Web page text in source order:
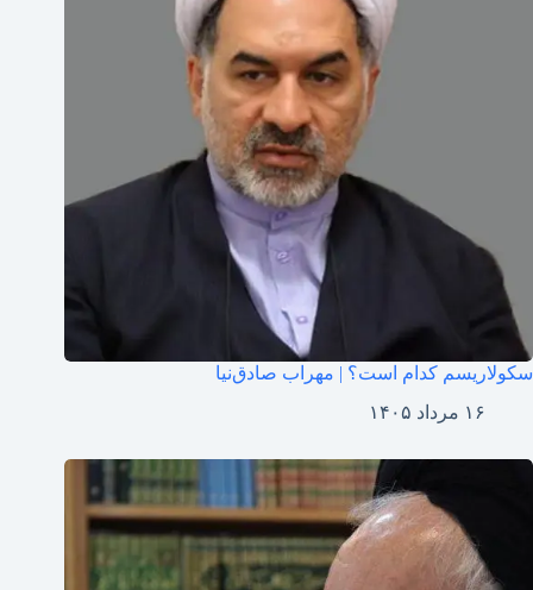
سکولاریسم کدام است؟ | مهراب صادق‌نیا
۱۶ مرداد ۱۴۰۵